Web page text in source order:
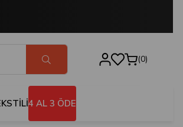
0
4 AL 3 ÖDE